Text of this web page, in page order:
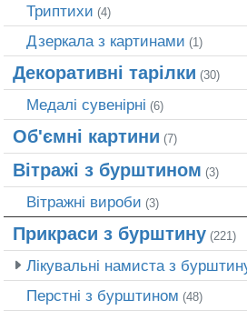
Триптихи (4)
Дзеркала з картинами (1)
Декоративні тарілки (30)
Медалі сувенірні (6)
Об'ємні картини (7)
Вітражі з бурштином (3)
Вітражні вироби (3)
Прикраси з бурштину (221)
Лікувальні намиста з
Перстні з бурштином (48)